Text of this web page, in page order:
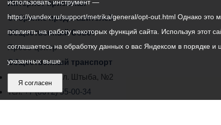
Интернет приемная
Собрание представителей
Общественный Совет
Пресс-центр
Общественный транспорт
Владикавказ, пл. Штыба, №2
Тел:+7 (8672) 55-00-34
использовать инструмент —
https://yandex.ru/support/metrika/general/opt-out.html Однако это
повлиять на работу некоторых функций сайта. Используя этот
соглашаетесь на обработку данных о вас Яндексом в порядке и
указанных выше.
Я согласен